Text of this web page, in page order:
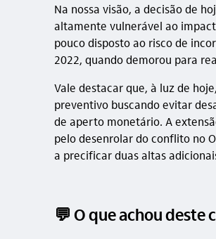
Na nossa visão, a decisão de
altamente vulnerável ao
pouco disposto ao risco de
2022, quando demorou para
Vale destacar que, à luz de
preventivo buscando evitar
de aperto monetário. A
pelo desenrolar do conflito no
a precificar duas altas
💬 O que achou deste